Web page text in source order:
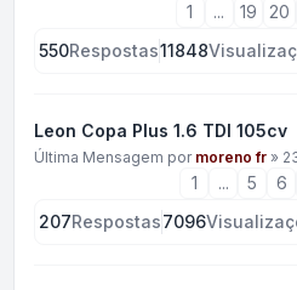
1 ... 19 20
550Respostas11848
Leon Copa Plus 1.6 TDI 105cv
Última Mensagem por moreno fr »
1 ... 5 6
207Respostas7096